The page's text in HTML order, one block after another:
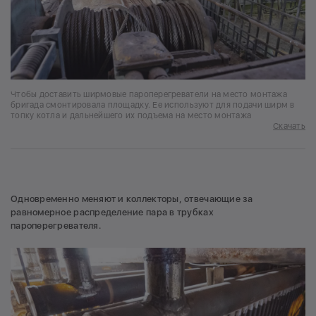
Чтобы доставить ширмовые пароперегреватели на место монтажа
бригада смонтировала площадку. Ее используют для подачи ширм в
топку котла и дальнейшего их подъема на место монтажа
Скачать
Одновременно меняют и коллекторы, отвечающие за
равномерное распределение пара в трубках
пароперегревателя.